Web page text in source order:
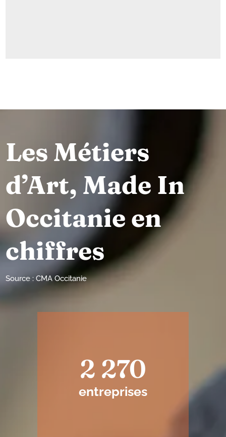
Les Métiers
d’Art, Made In
Occitanie en
chiffres
Source : CMA Occitanie
2 270
entreprises